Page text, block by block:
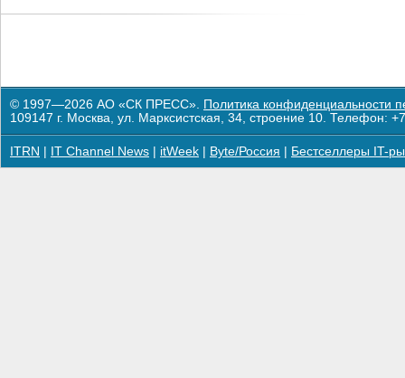
© 1997—2026 АО «СК ПРЕСС». Политика конфиденциальности
109147 г. Москва, ул. Марксистская, 34, строение 10. Телефон:
ITRN IT Channel News itWeek Byte/Россия Бестселлеры IT-